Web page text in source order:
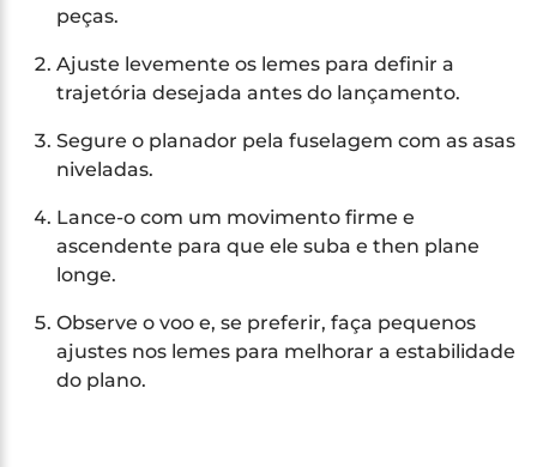
peças.
Ajuste levemente os lemes para definir a
trajetória desejada antes do lançamento.
Segure o planador pela fuselagem com as asas
niveladas.
Lance-o com um movimento firme e
ascendente para que ele suba e then plane
longe.
Observe o voo e, se preferir, faça pequenos
ajustes nos lemes para melhorar a estabilidade
do plano.